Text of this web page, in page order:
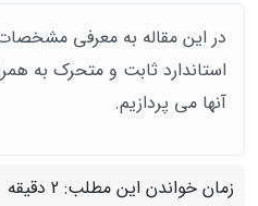
در این مقاله به معرفی
استاندارد ثابت و متحرک به
آنها می پردازیم.
زمان خواندن این مطلب: 2 دقیقه